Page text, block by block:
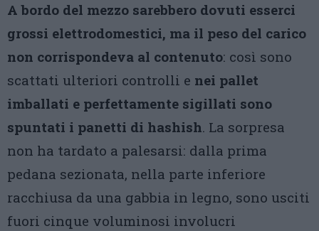
A bordo del mezzo sarebbero dovuti esserci
grossi elettrodomestici, ma il peso del carico
non corrispondeva al contenuto: così sono
scattati ulteriori controlli e nei pallet
imballati e perfettamente sigillati sono
spuntati i panetti di hashish. La sorpresa
non ha tardato a palesarsi: dalla prima
pedana sezionata, nella parte inferiore
racchiusa da una gabbia in legno, sono usciti
fuori cinque voluminosi involucri